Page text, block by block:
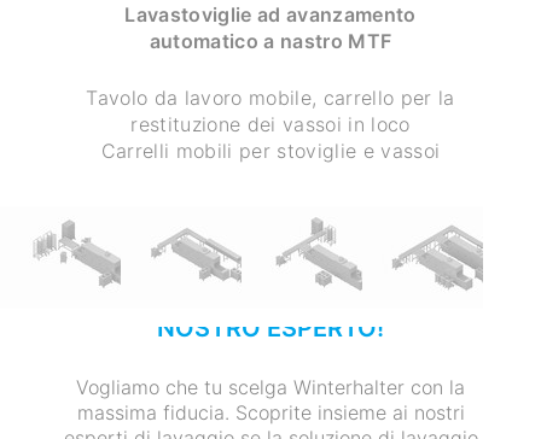
Lavastoviglie ad avanzamento
automatico a nastro MTF
Tavolo da lavoro mobile, carrello per la
restituzione dei vassoi in loco
Carrelli mobili per stoviglie e vassoi
PARLATE DIRETTAMENTE CON UN
NOSTRO ESPERTO!
Vogliamo che tu scelga Winterhalter con la
massima fiducia. Scoprite insieme ai nostri